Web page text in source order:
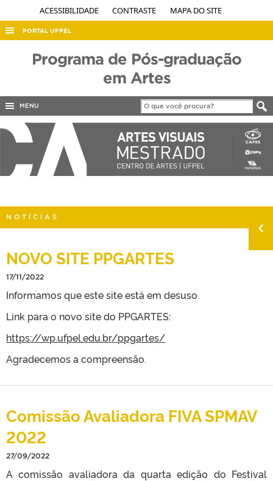
ACESSIBILIDADE CONTRASTE MAPA DO SITE
PORTAL UFPEL
EDITAIS
INTERNACIONAL
OUVIDORIA
TELEFONES
Programa de Pós-graduação
em Artes
MENU
NOTÍCIAS
NOVO SITE PPGARTES
17/11/2022
Informamos que este site está em desuso.
Link para o novo site do PPGARTES:
https://wp.ufpel.edu.br/ppgartes/
Agradecemos a compreensão.
Comissão Avaliadora FIVA SPMAV
2022
27/09/2022
A comissão avaliadora da quarta edição do Festival